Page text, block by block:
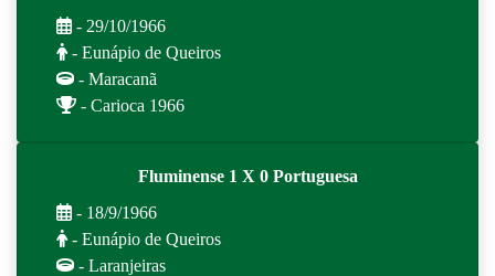
- 29/10/1966
- Eunápio de Queiros
- Maracanã
- Carioca 1966
Fluminense 1 X 0 Portuguesa
- 18/9/1966
- Eunápio de Queiros
- Laranjeiras